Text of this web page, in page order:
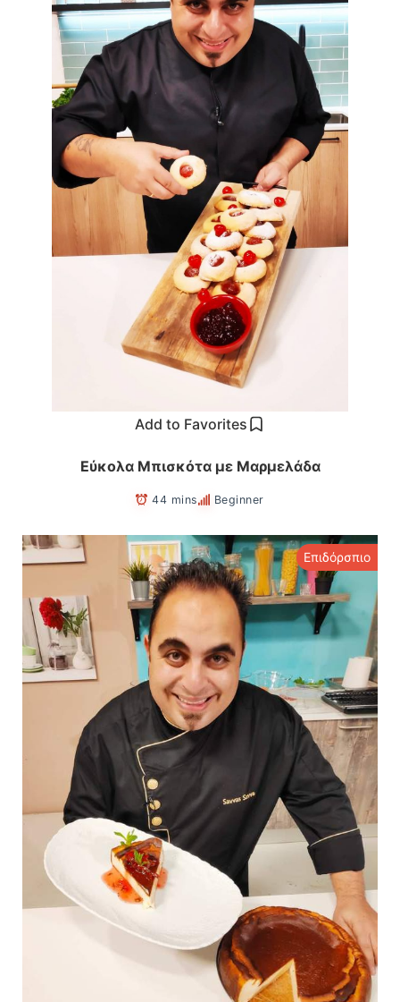
Add to Favorites
Εύκολα Μπισκότα με Μαρμελάδα
44 mins Beginner
Επιδόρσπιο